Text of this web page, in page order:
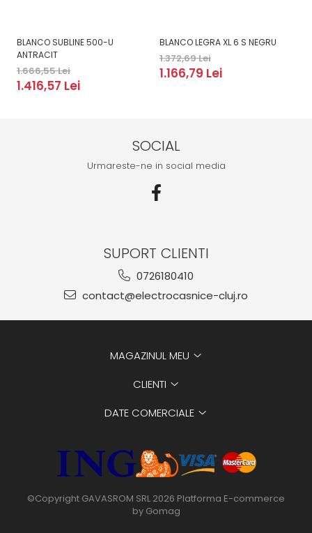
BLANCO SUBLINE 500-U
ANTRACIT
1.666,55 Lei
1.416,57 Lei
BLANCO LEGRA XL 6 S NEGRU
1.372,69 Lei
1.166,79 Lei
SOCIAL
Urmareste-ne in social media
SUPORT CLIENTI
0726180410
contact@electrocasnice-cluj.ro
MAGAZINUL MEU
CLIENTI
DATE COMERCIALE
©Copyright GAVASROM SRL 2026 Platforma E-commerce
by Gomag